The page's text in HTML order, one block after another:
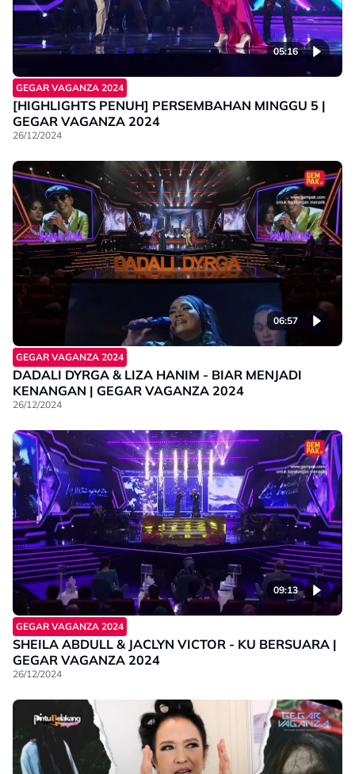
05:16
GEGAR VAGANZA 2024
[HIGHLIGHTS PENUH] PERSEMBAHAN MINGGU 5 |
GEGAR VAGANZA 2024
26/12/2024
06:57
GEGAR VAGANZA 2024
DADALI DYRGA & LIZA HANIM - BIAR MENJADI
KENANGAN | GEGAR VAGANZA 2024
26/12/2024
09:13
GEGAR VAGANZA 2024
SHEILA ABDULL & JACLYN VICTOR - KU BERSUARA |
GEGAR VAGANZA 2024
26/12/2024